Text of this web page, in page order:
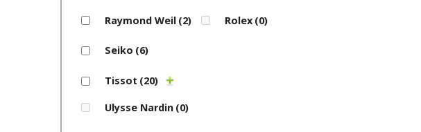
Raymond Weil (2) Rolex (0)
Seiko (6)
Tissot (20)
Ulysse Nardin (0)